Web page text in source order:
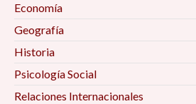
Economía
Geografía
Historia
Psicología Social
Relaciones Internacionales